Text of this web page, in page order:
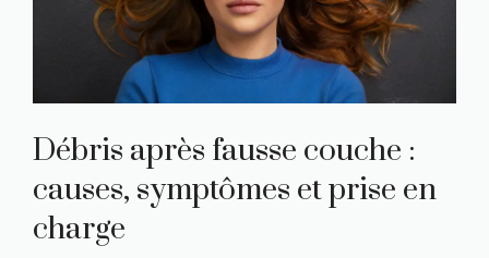
Débris après fausse couche :
causes, symptômes et prise en
charge